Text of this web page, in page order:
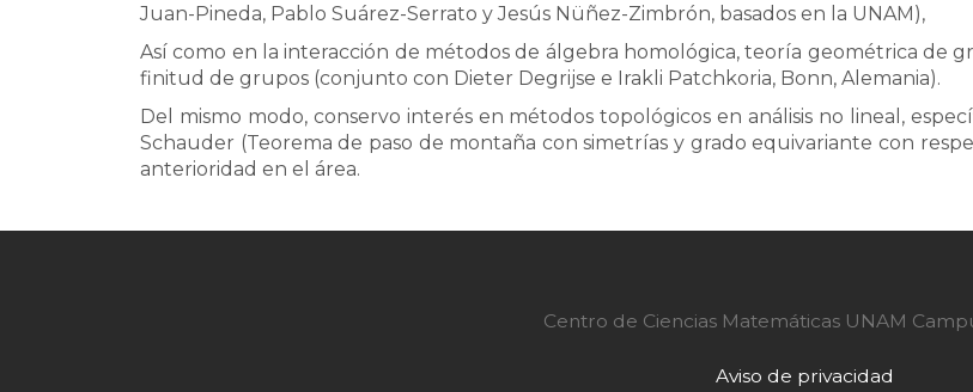
Juan-Pineda, Pablo Suárez-Serrato y Jesús Nüñez-Zimbrón, basados en la UNAM),
Así como en la interacción de métodos de álgebra homológica, teoría geométrica de
finitud de grupos (conjunto con Dieter Degrijse e Irakli Patchkoria, Bonn, Alemania).
Del mismo modo, conservo interés en métodos topológicos en análisis no lineal,
Schauder (Teorema de paso de montaña con simetrías y grado equivariante con
anterioridad en el área.
Centro de Ciencias Matemáticas UNAM
Aviso de privacidad